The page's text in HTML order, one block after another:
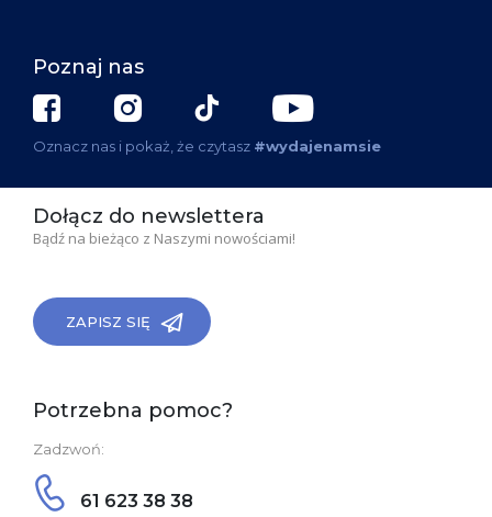
Poznaj nas
Oznacz nas i pokaż, że czytasz #wydajenamsie
Dołącz do newslettera
Bądź na bieżąco z Naszymi nowościami!
ZAPISZ SIĘ
Potrzebna pomoc?
Zadzwoń:
61 623 38 38